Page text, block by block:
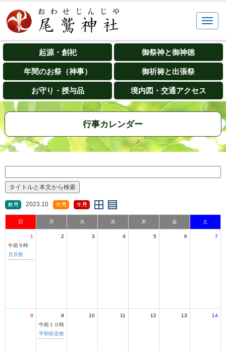
起源・創祀 御祭神と御神徳
年間のお祭（神事） 御祈祷と出張祭
お守り・授与品 境内図・交通アクセス
行事カレンダー
2023.10
日 月 火 水 木 金 土
1
午前９時
月旦祭
2 3 4 5 6 7
8
9
午前１０時
平和祈念祭
10 11 12 13 14